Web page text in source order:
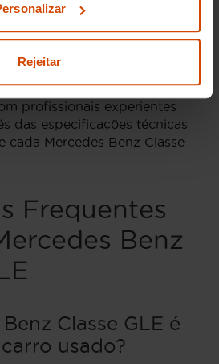
Rejeitar
permitindo-lhe
que melhor se adapta às
preparada para prestar
na escolha da viatura
profissionais experientes
das especificações técnicas
cada Mercedes Benz Classe
Frequentes
Benz
Classe GLE é
usado?